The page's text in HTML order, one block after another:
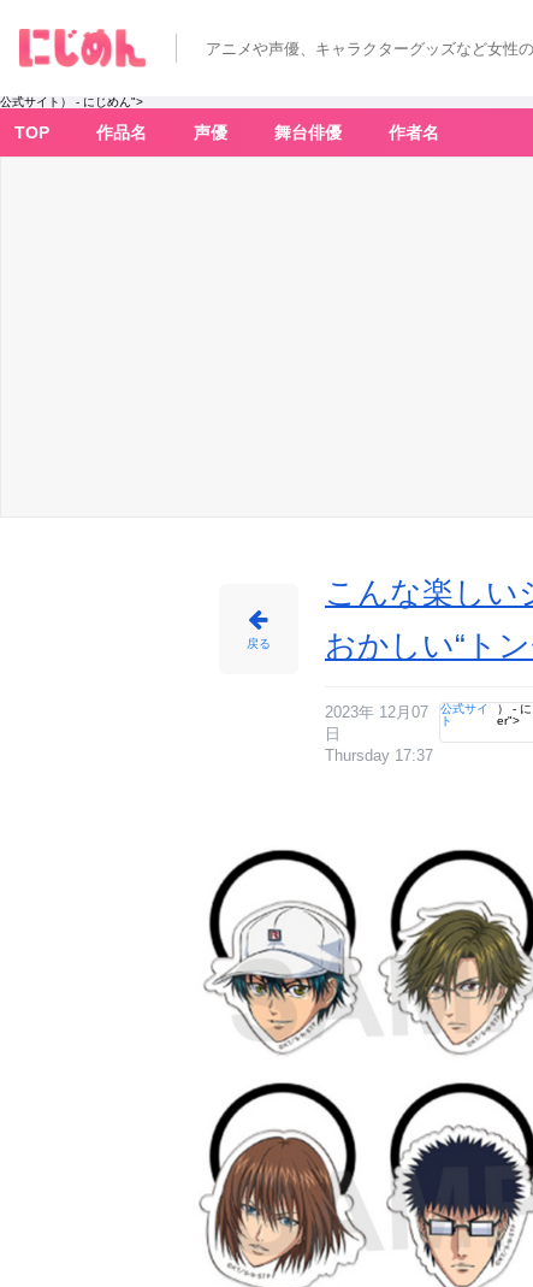
用：
王
子
公
式
サ
アニメや声優、キャラクターグッズなど女性
公式サイト） - にじめん">
TOP 作品名 声優 舞台俳優 作者名
戻る
こんな楽しい
おかしい“ト
2023年 12月07
日
Thursday 17:37
公式サイ
ト
） -
er">